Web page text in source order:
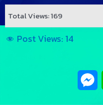
Total Views: 169
Post Views: 14